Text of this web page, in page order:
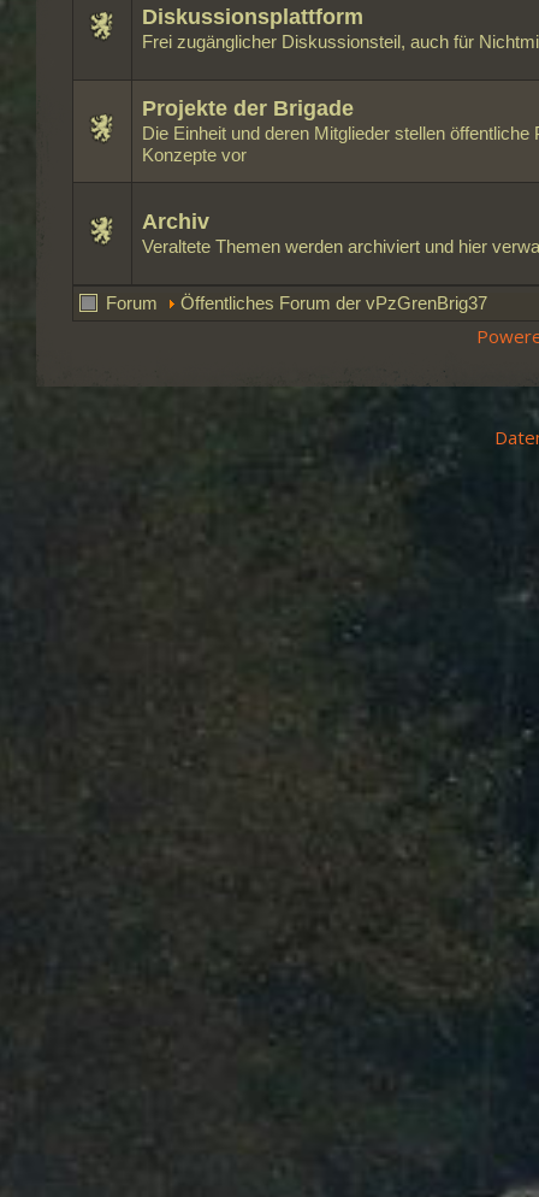
Diskussionsplattform
Frei zugänglicher Diskussionsteil, auch für
Projekte der Brigade
Die Einheit und deren Mitglieder stellen öffentliche
Konzepte vor
Archiv
Veraltete Themen werden archiviert und hier
Forum Öffentliches Forum der vPzGrenBrig37